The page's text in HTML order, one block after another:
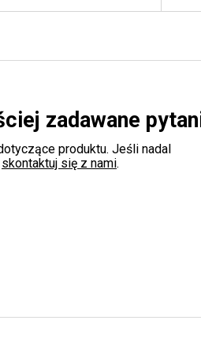
zadawane
produktu. Jeśli nadal
skontaktuj się z nami.